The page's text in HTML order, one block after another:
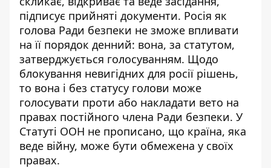
підписує прийняті документи. Росія як
голова Ради безпеки не зможе впливати
на її порядок денний: вона, за статутом,
затверджується голосуванням. Щодо
блокування невигідних для росії рішень,
то вона і без статусу голови може
голосувати проти або накладати вето на
правах постійного члена Ради безпеки. У
Статуті ООН не прописано, що країна, яка
веде війну, може бути обмежена у своїх
правах.